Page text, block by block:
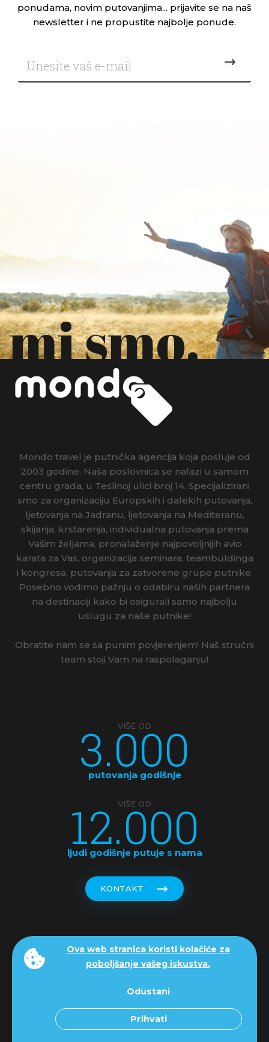
Ova web stranica koristi kolačiće za
poboljšanje vašeg iskustva.
Odustani
Prihvati
ponudama, novim putovanjima... prijavite se na naš
newsletter i ne propustite najbolje ponude.
mi smo.
Mondo travel je putnička agencija koja posluje od
2003 godine. Naša poslovnica se nalazi u samom
centru grada, u Teslinoj ulici broj 14. Specijalizirani
smo za organizaciju Europskih i dalekih putovanja,
ljetovanja na Jadranu, ljetovanja na Mediteranu,
skijanja, krstarenja, individualna putovanja prema
Vašim željama, pronalaženje najpovoljnijih avio
karata za Vas, organizacija seminara, teambuldinga
i kongresa, putovanja za zatvorene grupe putnike.
Posebno vodimo pažnju o odabiru naših partnera
na destinaciji kako bi osigurali samo najbolju
uslugu za naše putnike!
Obratite nam se sa punim povjerenjem! Naš stručni
team stoji Vam na raspolaganju!
VIŠE OD
3.000
putovanja godišnje
VIŠE OD
12.000
ljudi godišnje putuje s nama
KONTAKT
Copyright © Mondo Travel d.o.o. putnička agencija
osobnih podataka